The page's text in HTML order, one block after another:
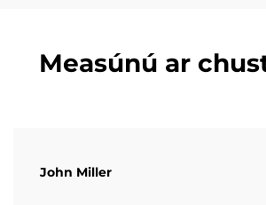
Measúnú ar
John Miller